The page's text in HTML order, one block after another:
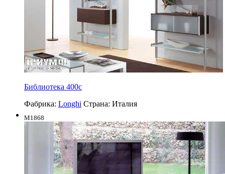
Библиотека 400c
Фабрика: Longhi Страна: Италия
M1868